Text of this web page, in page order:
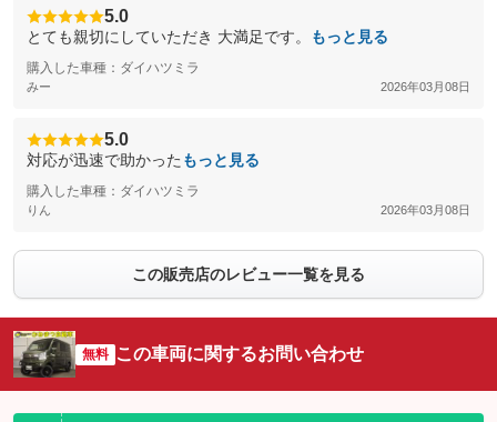
5.0
とても親切にしていただき 大満足です。 もっと見る
購入した車種：ダイハツミラ
みー 2026年03月08日
5.0
対応が迅速で助かった もっと見る
購入した車種：ダイハツミラ
りん 2026年03月08日
この販売店のレビュー一覧を見る
無料 この車両に関するお問い合わせ